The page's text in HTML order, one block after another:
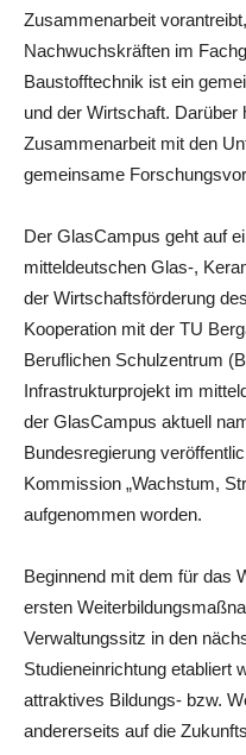
Zusammenarbeit
Nachwuchskräften im
Baustofftechnik ist ein
und der Wirtschaft.
Zusammenarbeit mit den
gemeinsame
Der GlasCampus geht auf
mitteldeutschen Glas-,
der Wirtschaftsförderung
Kooperation mit der TU
Beruflichen Schulzentrum
Infrastrukturprojekt im
der GlasCampus aktuell
Bundesregierung
Kommission „Wachstum,
aufgenommen worden.
Beginnend mit dem für das
ersten
Verwaltungssitz in den
Studieneinrichtung etabliert
attraktives Bildungs- bzw.
andererseits auf die